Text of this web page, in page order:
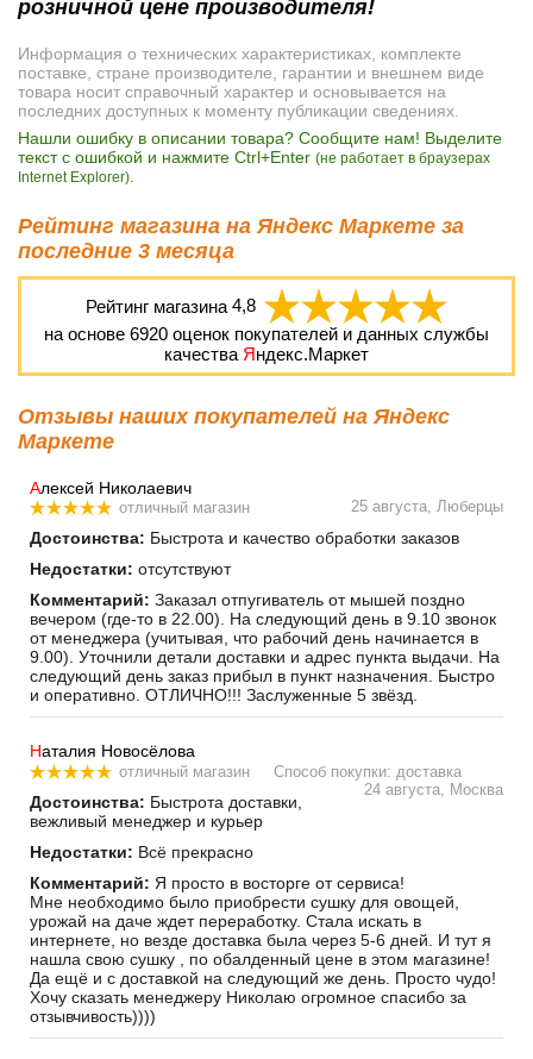
розничной цене производителя!
Информация о технических характеристиках, комплекте
поставке, стране производителе, гарантии и внешнем виде
товара носит справочный характер и основывается на
последних доступных к моменту публикации сведениях.
Нашли ошибку в описании товара? Сообщите нам! Выделите
текст с ошибкой и нажмите Ctrl+Enter (не работает в браузерах
Internet Explorer)
Рейтинг магазина на Яндекс Маркете за
последние 3 месяца
Рейтинг магазина 4,8
на основе 6920 оценок покупателей и данных службы
качества Яндекс.Маркет
Отзывы наших покупателей на Яндекс
Маркете
Алексей Николаевич
отличный магазин 25 августа, Люберцы
Достоинства: Быстрота и качество обработки заказов
Недостатки: отсутствуют
Комментарий: Заказал отпугиватель от мышей поздно
вечером (где-то в 22.00). На следующий день в 9.10 звонок
от менеджера (учитывая, что рабочий день начинается в
9.00). Уточнили детали доставки и адрес пункта выдачи. На
следующий день заказ прибыл в пункт назначения. Быстро
и оперативно. ОТЛИЧНО!!! Заслуженные 5 звёзд.
Наталия Новосёлова
отличный магазин
Способ покупки: доставка
24 августа, Москва
Достоинства: Быстрота доставки,
вежливый менеджер и курьер
Недостатки: Всё прекрасно
Комментарий: Я просто в восторге от сервиса!
Мне необходимо было приобрести сушку для овощей,
урожай на даче ждет переработку. Стала искать в
интернете, но везде доставка была через 5-6 дней. И тут я
нашла свою сушку , по обалденный цене в этом магазине!
Да ещё и с доставкой на следующий же день. Просто чудо!
Хочу сказать менеджеру Николаю огромное спасибо за
отзывчивость))))